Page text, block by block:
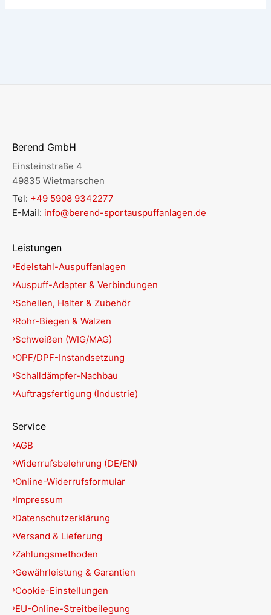
Berend GmbH
Einsteinstraße 4
49835 Wietmarschen
Tel: +49 5908 9342277
E-Mail: info@berend-sportauspuffanlagen.de
Leistungen
Edelstahl-Auspuffanlagen
Auspuff-Adapter & Verbindungen
Schellen, Halter & Zubehör
Rohr-Biegen & Walzen
Schweißen (WIG/MAG)
OPF/DPF-Instandsetzung
Schalldämpfer-Nachbau
Auftragsfertigung (Industrie)
Service
AGB
Widerrufsbelehrung (DE/EN)
Online-Widerrufsformular
Impressum
Datenschutzerklärung
Versand & Lieferung
Zahlungsmethoden
Gewährleistung & Garantien
Cookie-Einstellungen
EU-Online-Streitbeilegung